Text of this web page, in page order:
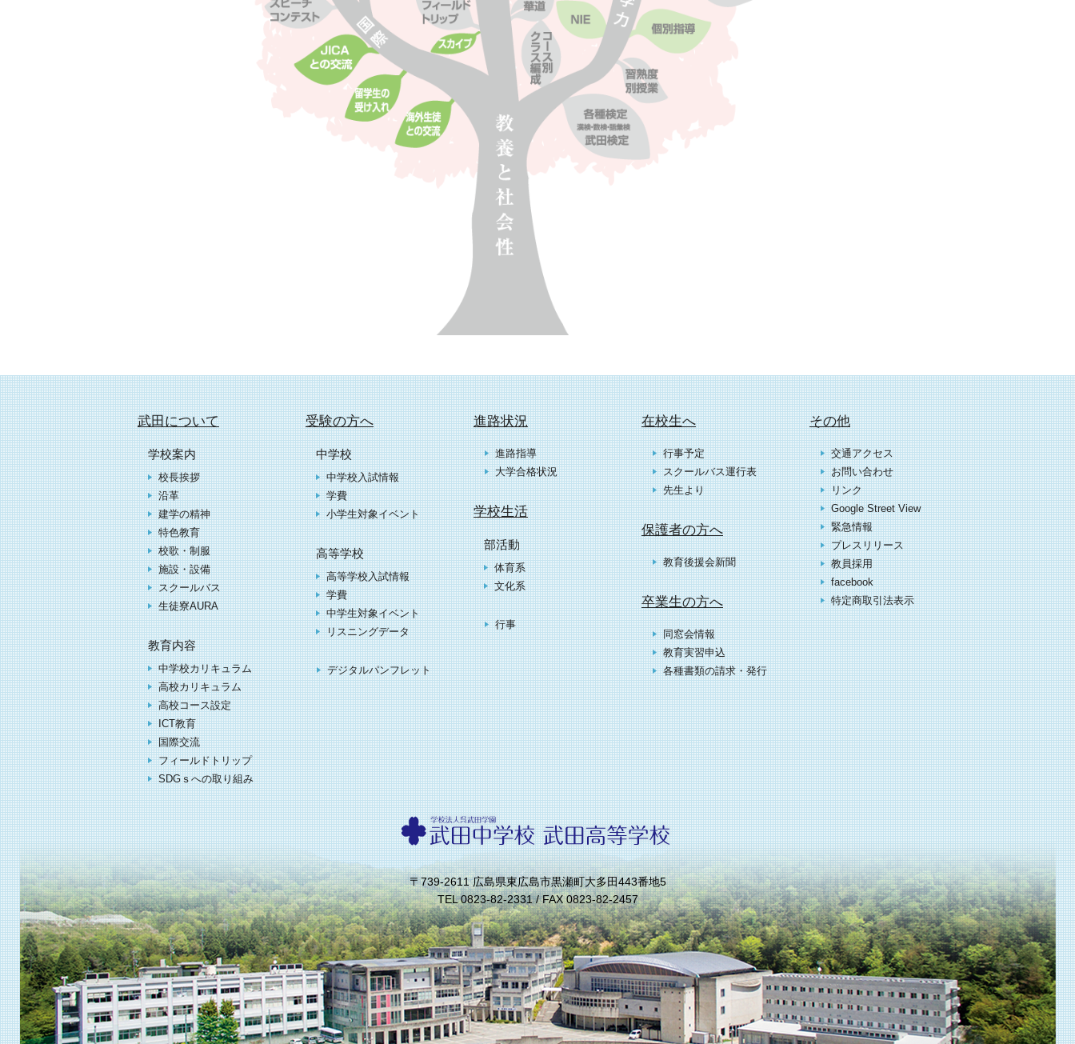
武田について
学校案内
校長挨拶
沿革
建学の精神
特色教育
校歌・制服
施設・設備
スクールバス
生徒寮AURA
教育内容
中学校カリキュラム
高校カリキュラム
高校コース設定
ICT教育
国際交流
フィールドトリップ
SDGｓへの取り組み
受験の方へ
中学校
中学校入試情報
学費
小学生対象イベント
高等学校
高等学校入試情報
学費
中学生対象イベント
リスニングデータ
デジタルパンフレット
進路状況
進路指導
大学合格状況
学校生活
部活動
体育系
文化系
行事
在校生へ
行事予定
スクールバス運行表
先生より
保護者の方へ
教育後援会新聞
卒業生の方へ
同窓会情報
教育実習申込
各種書類の請求・発行
その他
交通アクセス
お問い合わせ
リンク
Google Street View
緊急情報
プレスリリース
教員採用
facebook
特定商取引法表示
〒739-2611 広島県東広島市黒瀬町大多田443番地5
TEL 0823-82-2331 / FAX 0823-82-2457